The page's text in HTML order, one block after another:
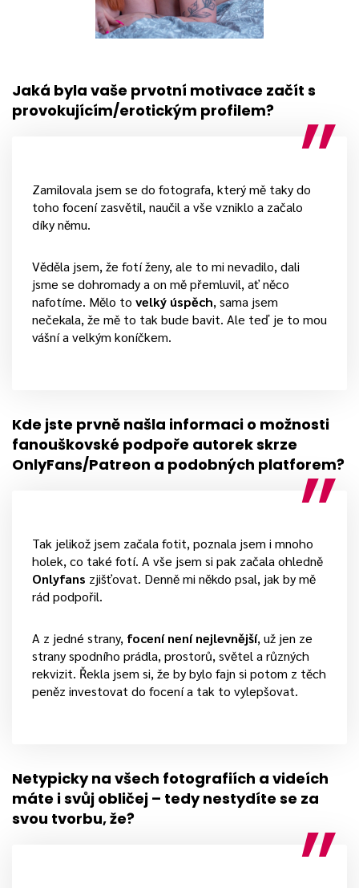
Jaká byla vaše prvotní motivace začít s
provokujícím/erotickým profilem?
Zamilovala jsem se do fotografa, který mě taky do
toho focení zasvětil, naučil a vše vzniklo a začalo
díky němu.
Věděla jsem, že fotí ženy, ale to mi nevadilo, dali
jsme se dohromady a on mě přemluvil, ať něco
nafotíme. Mělo to velký úspěch, sama jsem
nečekala, že mě to tak bude bavit. Ale teď je to mou
vášní a velkým koníčkem.
Kde jste prvně našla informaci o možnosti
fanouškovské podpoře autorek skrze
OnlyFans/Patreon a podobných platforem?
Tak jelikož jsem začala fotit, poznala jsem i mnoho
holek, co také fotí. A vše jsem si pak začala ohledně
Onlyfans zjišťovat. Denně mi někdo psal, jak by mě
rád podpořil.
A z jedné strany, focení není nejlevnější, už jen ze
strany spodního prádla, prostorů, světel a různých
rekvizit. Řekla jsem si, že by bylo fajn si potom z těch
peněz investovat do focení a tak to vylepšovat.
Netypicky na všech fotografiích a videích
máte i svůj obličej – tedy nestydíte se za
svou tvorbu, že?